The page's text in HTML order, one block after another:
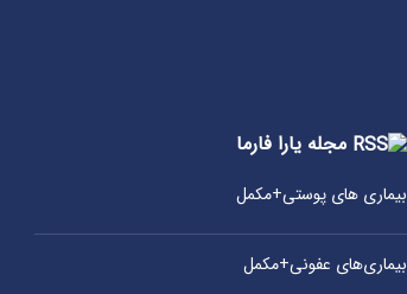
مجله یارا فارما
بیماری‌ های پوستی+مکمل
بیماری‌های عفونی+مکمل